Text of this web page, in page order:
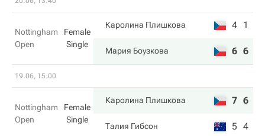
Nottingham
Open
Female
Single
Каролина Плишкова 4 1
Мария Боузкова 6 6
19.06, 15:00
Nottingham
Open
Female
Single
Каролина Плишкова 7 6
Талия Гибсон 5 4